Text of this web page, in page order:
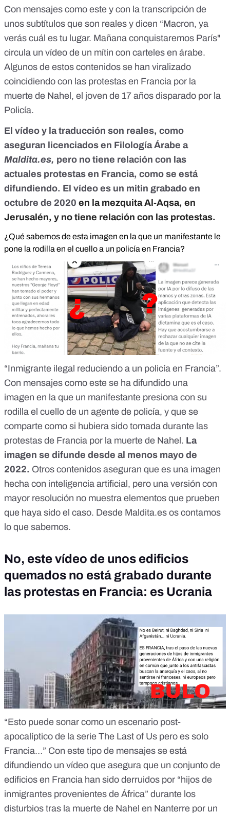
Con mensajes como este y con la transcripción de
unos subtítulos que son reales y dicen “Macron, ya
verás cuál es tu lugar. Mañana conquistaremos París"
circula un vídeo de un mítin con carteles en árabe.
Algunos de estos contenidos se han viralizado
coincidiendo con las protestas en Francia por la
muerte de Nahel, el joven de 17 años disparado por la
Policía.
El vídeo y la traducción son reales, como
aseguran licenciados en Filología Árabe a
Maldita.es, pero no tiene relación con las
actuales protestas en Francia, como se está
difundiendo. El vídeo es un mitin grabado en
octubre de 2020 en la mezquita Al-Aqsa, en
Jerusalén, y no tiene relación con las protestas.
¿Qué sabemos de esta imagen en la que un manifestante le
pone la rodilla en el cuello a un policía en Francia?
“Inmigrante ilegal reduciendo a un policía en Francia”.
Con mensajes como este se ha difundido una
imagen en la que un manifestante presiona con su
rodilla el cuello de un agente de policía, y que se
comparte como si hubiera sido tomada durante las
protestas de Francia por la muerte de Nahel . La
imagen se difunde desde al menos mayo de
2022. Otros contenidos aseguran que es una imagen
hecha con inteligencia artificial, pero una versión con
mayor resolución no muestra elementos que prueben
que haya sido el caso. Desde Maldita.es os contamos
lo que sabemos.
No, este vídeo de unos edificios
quemados no está grabado durante
las protestas en Francia: es Ucrania
“Esto puede sonar como un escenario post-
apocalíptico de la serie The Last of Us pero es solo
Francia…” Con este tipo de mensajes se está
difundiendo un vídeo que asegura que un conjunto de
edificios en Francia han sido derruidos por “hijos de
inmigrantes provenientes de África” durante los
disturbios tras la muerte de Nahel en Nanterre por un